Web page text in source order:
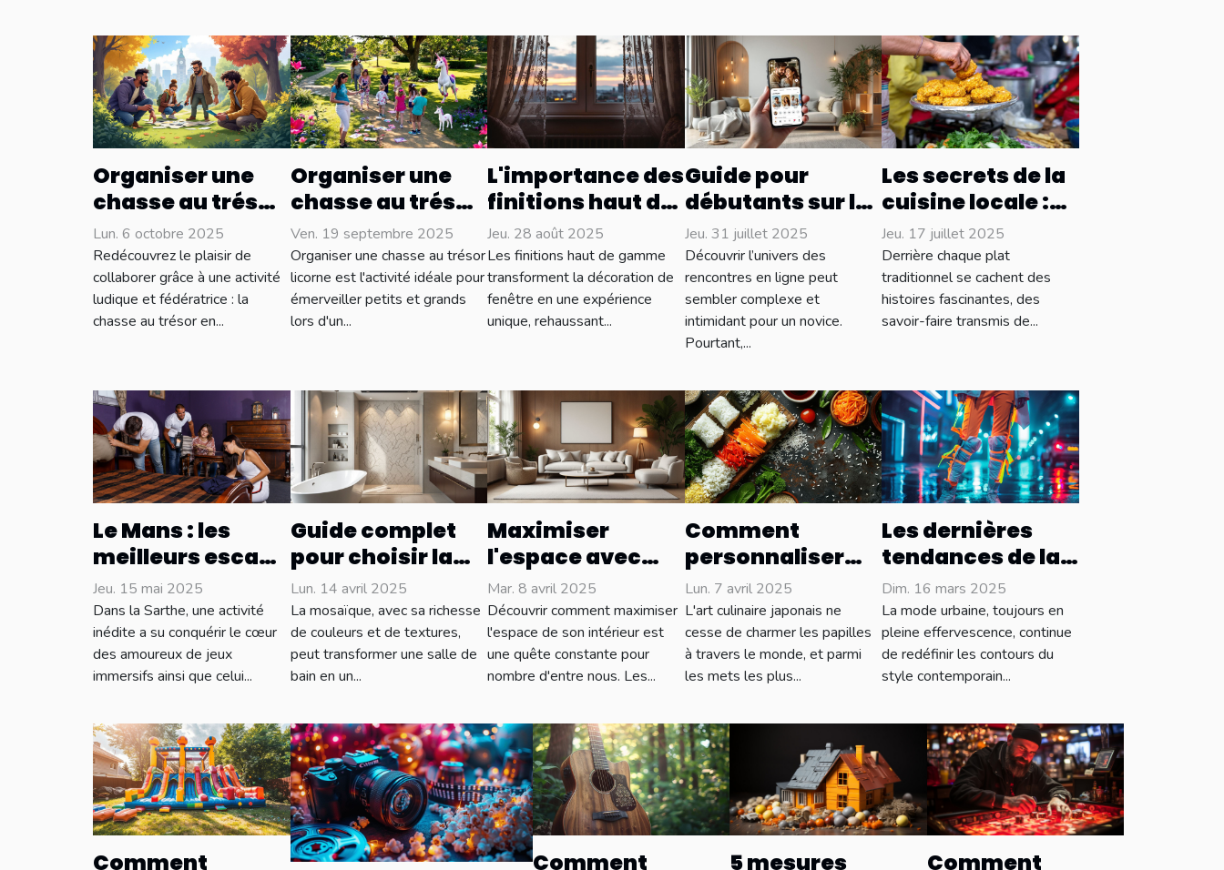
Organiser une
chasse au trésor
pour renforcer la
cohésion
d’équipe
Lun. 6 octobre 2025
Redécouvrez le plaisir de
collaborer grâce à une activité
ludique et fédératrice : la
chasse au trésor en...
Organiser une
chasse au trésor
licorne pour
différents âges
Ven. 19 septembre 2025
Organiser une chasse au trésor
licorne est l'activité idéale pour
émerveiller petits et grands
lors d'un...
L'importance des
finitions haut de
gamme pour vos
décorations de
fenêtre
Jeu. 28 août 2025
Les finitions haut de gamme
transforment la décoration de
fenêtre en une expérience
unique, rehaussant...
Guide pour
débutants sur les
rencontres en
ligne : par où
commencer ?
Jeu. 31 juillet 2025
Découvrir l’univers des
rencontres en ligne peut
sembler complexe et
intimidant pour un novice.
Pourtant,...
Les secrets de la
cuisine locale :
délices et
traditions
culinaires
Jeu. 17 juillet 2025
Derrière chaque plat
traditionnel se cachent des
histoires fascinantes, des
savoir-faire transmis de...
Le Mans : les
meilleurs escape
games à
découvrir
absolument !
Jeu. 15 mai 2025
Dans la Sarthe, une activité
inédite a su conquérir le cœur
des amoureux de jeux
immersifs ainsi que celui...
Guide complet
pour choisir la
mosaïque idéale
pour salles de
bain
Lun. 14 avril 2025
La mosaïque, avec sa richesse
de couleurs et de textures,
peut transformer une salle de
bain en un...
Maximiser
l'espace avec
des meubles sur
mesure : astuces
et avantages
Mar. 8 avril 2025
Découvrir comment maximiser
l'espace de son intérieur est
une quête constante pour
nombre d'entre nous. Les...
Comment
personnaliser
vos onigiris avec
des ingrédients
locaux
Lun. 7 avril 2025
L'art culinaire japonais ne
cesse de charmer les papilles
à travers le monde, et parmi
les mets les plus...
Les dernières
tendances de la
mode urbaine en
2023
Dim. 16 mars 2025
La mode urbaine, toujours en
pleine effervescence, continue
de redéfinir les contours du
style contemporain...
Comment Comment 5 mesures Comment